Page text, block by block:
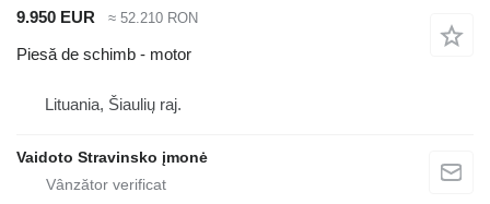
9.950 EUR ≈ 52.210 RON
Piesă de schimb - motor
Lituania, Šiaulių raj.
Vaidoto Stravinsko įmonė